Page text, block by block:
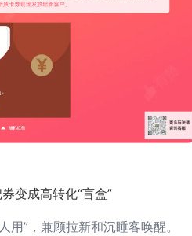
变成高转化“盲盒”
”，兼顾拉新和沉睡客唤醒。